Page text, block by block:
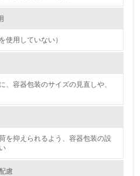
大気・水・土壌）への
る
の排出量を把握し、具
使用していない）
、容器包装のサイズの見直しや、
を抑えられるよう、容器包装の設
慮